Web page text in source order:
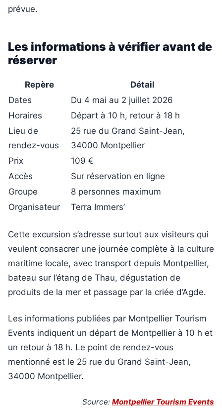
prévue.
Les informations à vérifier avant de
réserver
Repère
Détail
Dates
Du 4 mai au 2 juillet 2026
Horaires
Départ à 10 h, retour à 18 h
Lieu de
rendez-vous
25 rue du Grand Saint-Jean,
34000 Montpellier
Prix
109 €
Accès
Sur réservation en ligne
Groupe
8 personnes maximum
Organisateur
Terra Immers’
Cette excursion s’adresse surtout aux visiteurs qui
veulent consacrer une journée complète à la culture
maritime locale, avec transport depuis Montpellier,
bateau sur l’étang de Thau, dégustation de
produits de la mer et passage par la criée d’Agde.
Les informations publiées par Montpellier Tourism
Events indiquent un départ de Montpellier à 10 h et
un retour à 18 h. Le point de rendez-vous
mentionné est le 25 rue du Grand Saint-Jean,
34000 Montpellier.
Source: Montpellier Tourism Events